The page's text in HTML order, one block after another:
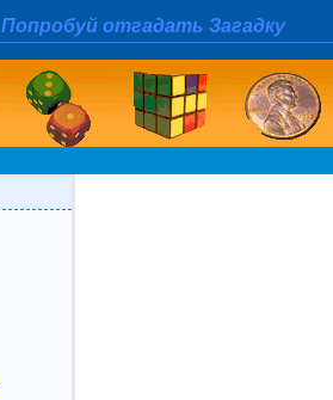
Попробуй отгадать Загадку